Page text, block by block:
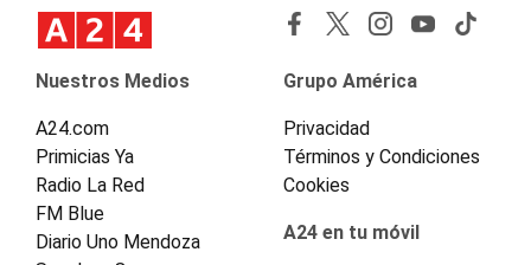
Nuestros Medios
A24.com
Primicias Ya
Radio La Red
FM Blue
Diario Uno Mendoza
Grupo América
Privacidad
Términos y Condiciones
Cookies
A24 en tu móvil